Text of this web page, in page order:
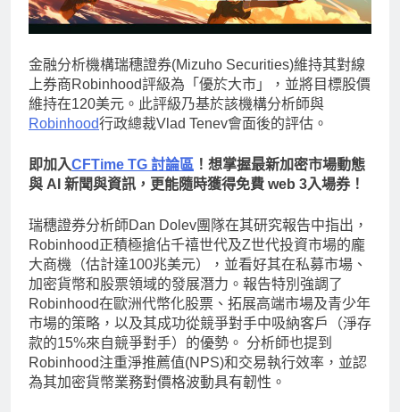
金融分析機構瑞穗證券(Mizuho Securities)維持其對線
上券商Robinhood評級為「優於大市」，並將目標股價
維持在120美元。此評級乃基於該機構分析師與
Robinhood行政總裁Vlad Tenev會面後的評估。
即加入CFTime TG 討論區 ！想掌握最新加密市場動態
與 AI 新聞與資訊，更能隨時獲得免費 web 3入場券！
瑞穗證券分析師Dan Dolev團隊在其研究報告中指出，
Robinhood正積極搶佔千禧世代及Z世代投資市場的龐
大商機（估計達100兆美元），並看好其在私募市場、
加密貨幣和股票領域的發展潛力。報告特別強調了
Robinhood在歐洲代幣化股票、拓展高端市場及青少年
市場的策略，以及其成功從競爭對手中吸納客戶（淨存
款的15%來自競爭對手）的優勢。 分析師也提到
Robinhood注重淨推薦值(NPS)和交易執行效率，並認
為其加密貨幣業務對價格波動具有韌性。